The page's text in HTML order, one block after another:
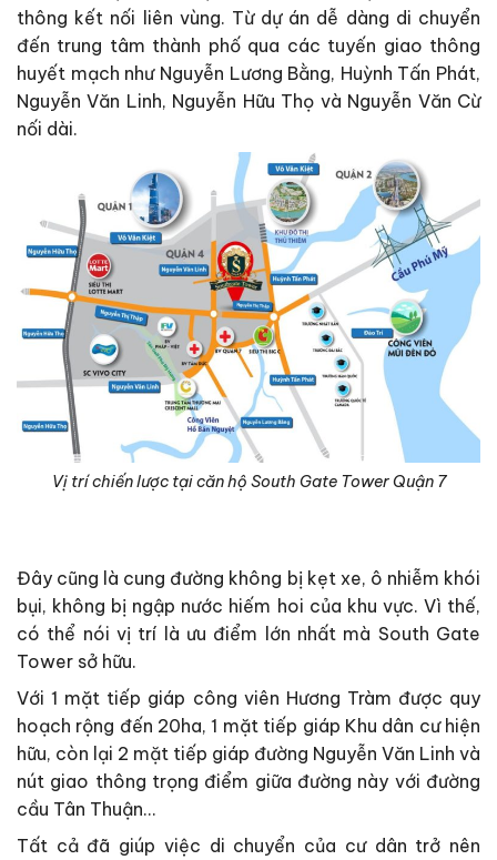
thông kết nối liên vùng. Từ dự án dễ dàng di chuyển
đến trung tâm thành phố qua các tuyến giao thông
huyết mạch như Nguyễn Lương Bằng, Huỳnh Tấn Phát,
Nguyễn Văn Linh, Nguyễn Hữu Thọ và Nguyễn Văn Cừ
nối dài.
Vị trí chiến lược tại căn hộ South Gate Tower Quận 7
Đây cũng là cung đường không bị kẹt xe, ô nhiễm khói
bụi, không bị ngập nước hiếm hoi của khu vực. Vì thế,
có thể nói vị trí là ưu điểm lớn nhất mà South Gate
Tower sở hữu.
Với 1 mặt tiếp giáp công viên Hương Tràm được quy
hoạch rộng đến 20ha, 1 mặt tiếp giáp Khu dân cư hiện
hữu, còn lại 2 mặt tiếp giáp đường Nguyễn Văn Linh và
nút giao thông trọng điểm giữa đường này với đường
cầu Tân Thuận…
Tất cả đã giúp việc di chuyển của cư dân trở nên